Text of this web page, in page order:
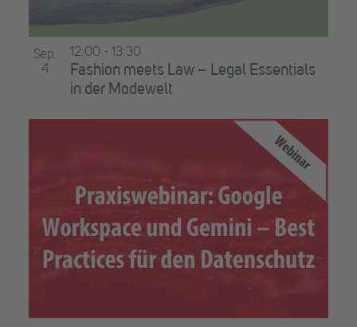
Sep.
4
Fashion meets Law – Legal Essentials
in der Modewelt
12:00 - 13:30